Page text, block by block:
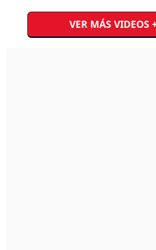
VER MÁS VIDEOS